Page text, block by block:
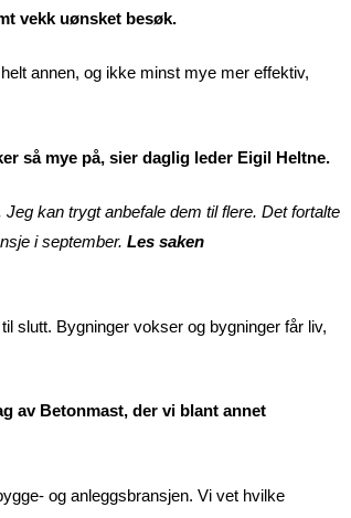
vekk uønsket besøk.
annen, og ikke minst mye mer effektiv,
så mye på, sier daglig leder Eigil Heltne.
kan trygt anbefale dem til flere. Det fortalte
i september. Les saken
slutt. Bygninger vokser og bygninger får liv,
av Betonmast, der vi blant annet
og anleggsbransjen. Vi vet hvilke